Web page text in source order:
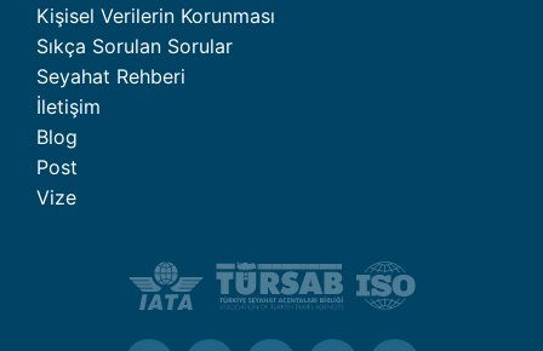
Kişisel Verilerin Korunması
Sıkça Sorulan Sorular
Seyahat Rehberi
İletişim
Blog
Post
Vize